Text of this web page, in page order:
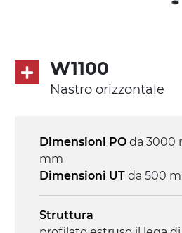
W1100
Nastro orizzontale
Dimensioni PO da 3000
mm
Dimensioni UT da 500
Struttura